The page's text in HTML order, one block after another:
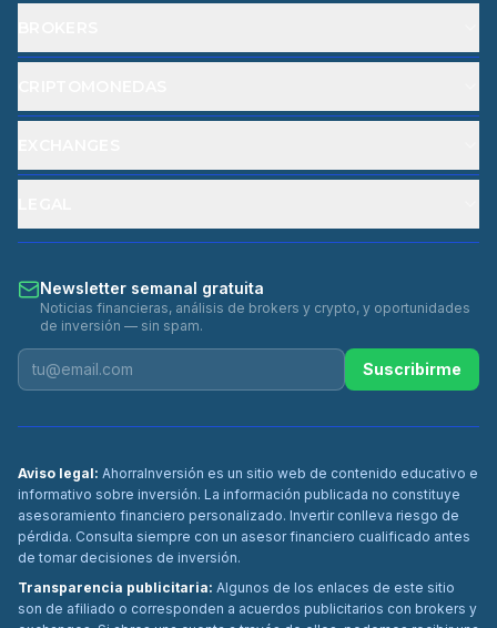
Newsletter semanal gratuita
Noticias financieras, análisis de brokers y crypto, y oportunidades
de inversión — sin spam.
Suscribirme
Aviso legal: AhorraInversión es un sitio web de contenido educativo e
informativo sobre inversión. La información publicada no constituye
asesoramiento financiero personalizado. Invertir conlleva riesgo de
pérdida. Consulta siempre con un asesor financiero cualificado antes
de tomar decisiones de inversión.
Transparencia publicitaria: Algunos de los enlaces de este sitio
son de afiliado o corresponden a acuerdos publicitarios con brokers y